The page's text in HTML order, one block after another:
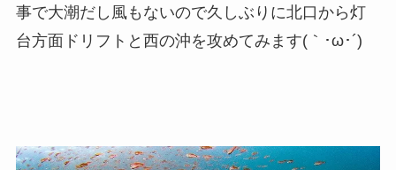
事で大潮だし風もないので久しぶりに北口から灯
台方面ドリフトと西の沖を攻めてみます(｀･ω･´)ゞ